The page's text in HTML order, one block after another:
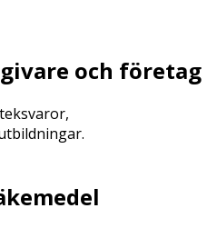
och företag